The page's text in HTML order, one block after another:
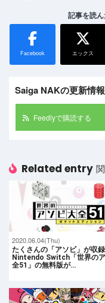
記事を読
Facebook エックス
Saiga NAKの更新情
Feedlyで購読する
Related entry
2020.06.04(Thu)
たくさんの「アソビ」が収
Nintendo Switch「世界の
全51」の無料版が…